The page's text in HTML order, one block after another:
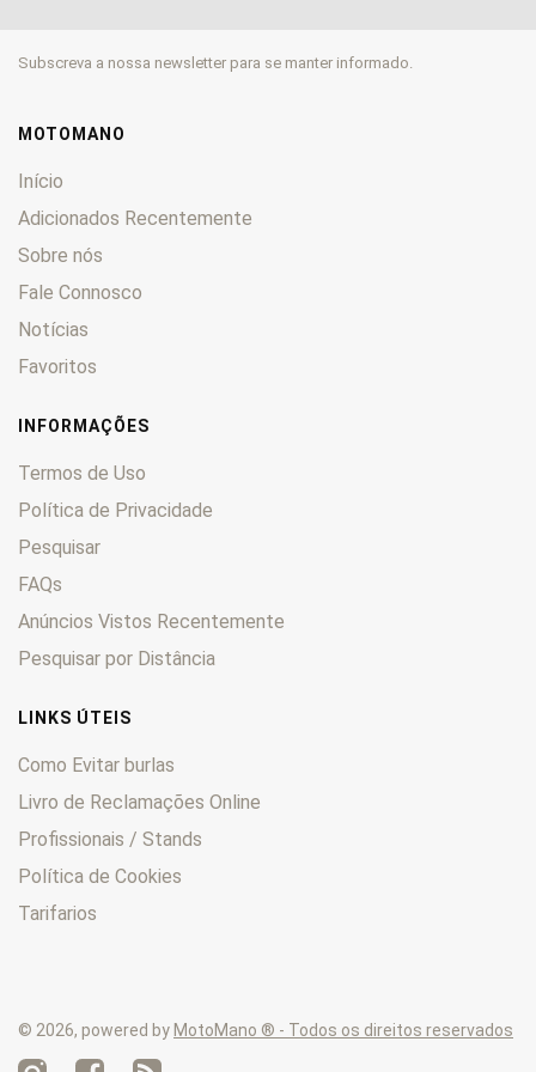
GS 0
GSR 0
GSX-R
GT 0
GV 0
GZ 0
Hayabusa
Inazuma 250
JR 0
King 0
LS 0
LT 0
LT-F500 0
LT-R
M 0
QuadRacer 0
QuadRunner 0
Quadsport 0
RE 0
RF 0
RK 0
RM 0
Subscreva a nossa newsletter para se manter informado.
MOTOMANO
Início
Adicionados Recentemente
Sobre nós
Fale Connosco
Notícias
Favoritos
INFORMAÇÕES
Termos de Uso
Política de Privacidade
Pesquisar
FAQs
Anúncios Vistos Recentemente
Pesquisar por Distância
LINKS ÚTEIS
Como Evitar burlas
Livro de Reclamações Online
Profissionais / Stands
Política de Cookies
Tarifarios
© 2026, powered by MotoMano ® - Todos os direitos reservados